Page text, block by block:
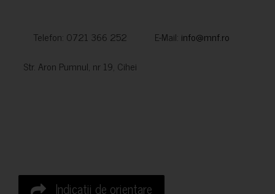
Telefon: 0721 366 252 E-Mail: info@mnf.ro
Str. Aron Pumnul, nr 19, Cihei
Indicatii de orientare